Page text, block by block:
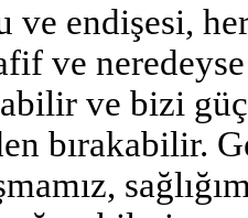
ve endişesi,
ve
ve bizi
bırakabilir.